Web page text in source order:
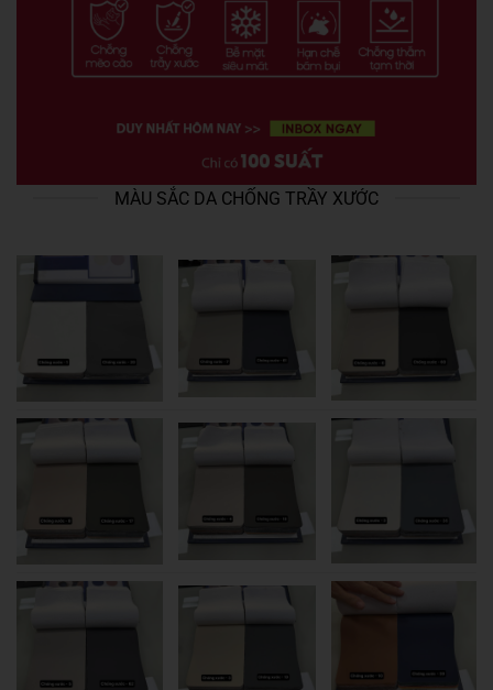
MÀU SẮC DA CHỐNG TRẦY XƯỚC